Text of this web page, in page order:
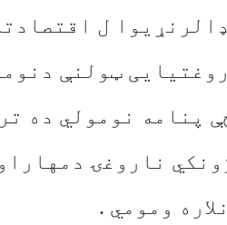
ډالرنړیوا ل
پنامه نومولي ده
ناروغۍ
ومومي .